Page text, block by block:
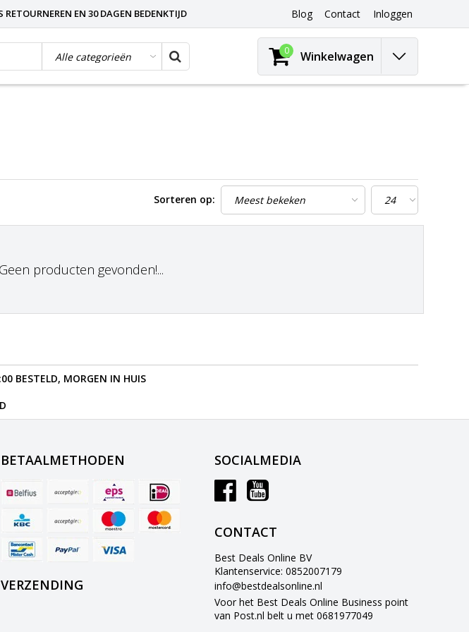
RETOURNEREN EN 30 DAGEN BEDENKTIJD Blog Contact Inloggen
0 Winkelwagen
Sorteren op:
Geen producten gevonden!...
BESTELD, MORGEN IN HUIS
BETAALMETHODEN
VERZENDING
SOCIALMEDIA
CONTACT
Best Deals Online BV
Klantenservice: 0852007179
info@bestdealsonline.nl
Voor het Best Deals Online Business point
van Post.nl belt u met 0681977049